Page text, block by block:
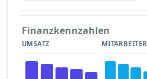
Finanzkennzahlen
UMSATZ MITARBEITER